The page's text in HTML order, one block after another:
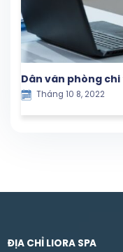
Dân văn phòng
lưngTháng 10 8, 2022
ĐỊA CHỈ LIORA SPA